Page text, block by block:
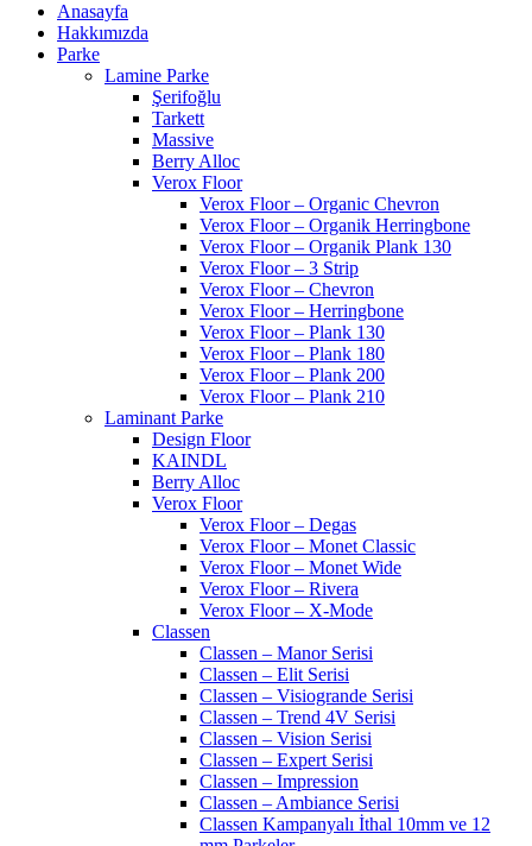
Anasayfa
Hakkımızda
Parke
Lamine Parke
Şerifoğlu
Tarkett
Massive
Berry Alloc
Verox Floor
Verox Floor – Organic Chevron
Verox Floor – Organik Herringbone
Verox Floor – Organik Plank 130
Verox Floor – 3 Strip
Verox Floor – Chevron
Verox Floor – Herringbone
Verox Floor – Plank 130
Verox Floor – Plank 180
Verox Floor – Plank 200
Verox Floor – Plank 210
Laminant Parke
Design Floor
KAINDL
Berry Alloc
Verox Floor
Verox Floor – Degas
Verox Floor – Monet Classic
Verox Floor – Monet Wide
Verox Floor – Rivera
Verox Floor – X-Mode
Classen
Classen – Manor Serisi
Classen – Elit Serisi
Classen – Visiogrande Serisi
Classen – Trend 4V Serisi
Classen – Vision Serisi
Classen – Expert Serisi
Classen – Impression
Classen – Ambiance Serisi
Classen Kampanyalı İthal 10mm ve 12